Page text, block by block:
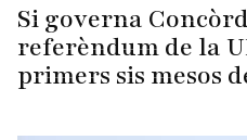
Si governa
referèndum de la
primers sis mesos